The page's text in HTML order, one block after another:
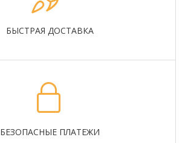
БЫСТРАЯ ДОСТАВКА
БЕЗОПАСНЫЕ ПЛАТЕЖИ